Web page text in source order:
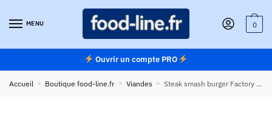
MENU 0
Ouvrir un compte PRO
Accueil » Boutique food-line.fr » Viandes » Steak smash burger Factory 60 g halal, surgelé IQF – Carton de 40